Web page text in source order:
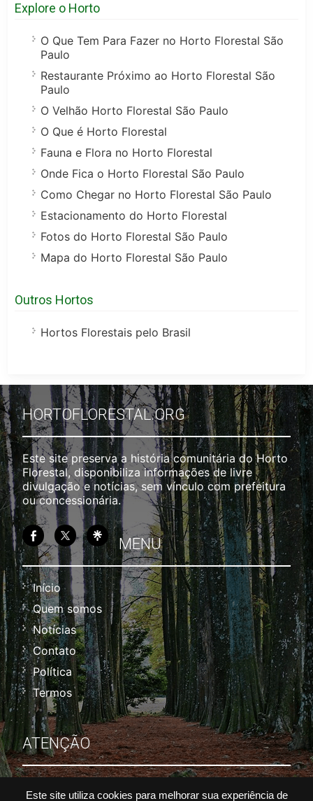
Este site utiliza cookies para melhorar sua experiência de
Explore o Horto
O Que Tem Para Fazer no Horto Florestal São
Paulo
Restaurante Próximo ao Horto Florestal São
Paulo
O Velhão Horto Florestal São Paulo
O Que é Horto Florestal
Fauna e Flora no Horto Florestal
Onde Fica o Horto Florestal São Paulo
Como Chegar no Horto Florestal São Paulo
Estacionamento do Horto Florestal
Fotos do Horto Florestal São Paulo
Mapa do Horto Florestal São Paulo
Outros Hortos
Hortos Florestais pelo Brasil
HORTOFLORESTAL.ORG
Este site preserva a história comunitária do Horto
Florestal, disponibiliza informações de livre
divulgação e notícias, sem vínculo com prefeitura
ou concessionária.
MENU
Início
Quem somos
Notícias
Contato
Política
Termos
ATENÇÃO